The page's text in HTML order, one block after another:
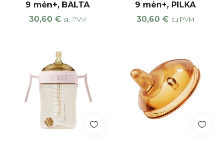
9 mėn+, BALTA
30,60 € su PVM
9 mėn+, PILKA
30,60€ su PVM